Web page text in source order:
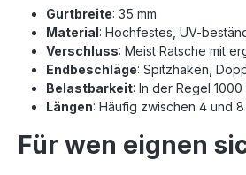
Gurtbreite: 35 mm
Material: Hochfestes, UV-
Verschluss: Meist Ratsche mit
Endbeschläge: Spitzhaken,
Belastbarkeit: In der Regel
Längen: Häufig zwischen 4 und
Für wen eignen